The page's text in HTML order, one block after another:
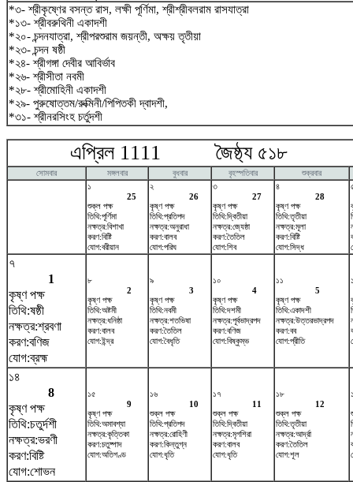
*৩- শ্রীকৃষ্ণের বসন্ত রাস, লক্ষী পূর্ণিমা, শ্রীশ্রীবলরাম রাসযাত্রা
*১৩- শ্রীবরুথিনী একাদশী
*২০- চন্দনযাত্রা, শ্রীপরশুরাম জয়ন্তী, অক্ষয় তৃতীয়া
*২৩- চন্দন ষষ্ঠী
*২৪- শ্রীগঙ্গা দেবীর আবির্ভাব
*২৬- শ্রীসীতা নবমী
*২৮- শ্রীমোহিনী একাদশী
*২৯- পুরুষোত্তম/রুক্মিনী/পিপিতকী দ্বাদশী,
*৩১- শ্রীনরসিংহ চর্তুদশী
এপ্রিল 1111 জৈষ্ঠ্য ৫১৮
সোমবার মঙ্গলবার বুধবার বৃহস্পতিবার
শুক্রবার
১
25
শুক্ল পক্ষ
তিথি:পূর্ণিমা
নক্ষত্র:বিশাখা
করণ:বিষ্টি
যোগ:বরীয়ান
২
26
কৃষ্ণ পক্ষ
তিথি:প্রতিপদ
নক্ষত্র:অনুরাধা
করণ:বালব
যোগ:পরিঘ
৩
27
কৃষ্ণ পক্ষ
তিথি:দ্বিতীয়া
নক্ষত্র:জ্যেষ্ঠা
করণ:তৈতিল
যোগ:শিব
৪
28
কৃষ্ণ পক্ষ
তিথি:তৃতীয়া
নক্ষত্র:মূলা
করণ:বিষ্টি
যোগ:সিদ্ধ
৭
1
কৃষ্ণ পক্ষ
তিথি:ষষ্ঠী
নক্ষত্র:শ্রবণা
করণ:বণিজ
যোগ:ব্রহ্ম
৮
2
কৃষ্ণ পক্ষ
তিথি:অষ্টমী
নক্ষত্র:ধনিষ্ঠা
করণ:বালব
যোগ:ইন্দ্র
৯
3
কৃষ্ণ পক্ষ
তিথি:নবমী
নক্ষত্র:শতভিষ‌া
করণ:তৈতিল
যোগ:বৈধৃতি
১০
4
কৃষ্ণ পক্ষ
তিথি:দশমী
নক্ষত্র:পূর্বভাদ্রপদ
করণ:বণিজ
যোগ:বিষ্কুম্ভ
১১
5
কৃষ্ণ পক্ষ
তিথি:একাদশী
নক্ষত্র:উত্তরভাদ্রপদ
করণ:বব
যোগ:প্রীতি
১৪
8
কৃষ্ণ পক্ষ
তিথি:চতুর্দশী
নক্ষত্র:ভরণী
করণ:বিষ্টি
যোগ:শোভন
১৫
9
কৃষ্ণ পক্ষ
তিথি:অমাবশ্যা
নক্ষত্র:কৃত্তিকা
করণ:চতুষ্পাদ
যোগ:অতিগণ্ড
১৬
10
শুক্ল পক্ষ
তিথি:প্রতিপদ
নক্ষত্র:রোহিণী
করণ:কিন্তুগ্ন
যোগ:ধৃতি
১৭
11
শুক্ল পক্ষ
তিথি:দ্বিতীয়া
নক্ষত্র:মৃগশিরা
করণ:বালব
যোগ:ধৃতি
১৮
12
শুক্ল পক্ষ
তিথি:তৃতীয়া
নক্ষত্র:আর্দ্রা
করণ:তৈতিল
যোগ:শূল